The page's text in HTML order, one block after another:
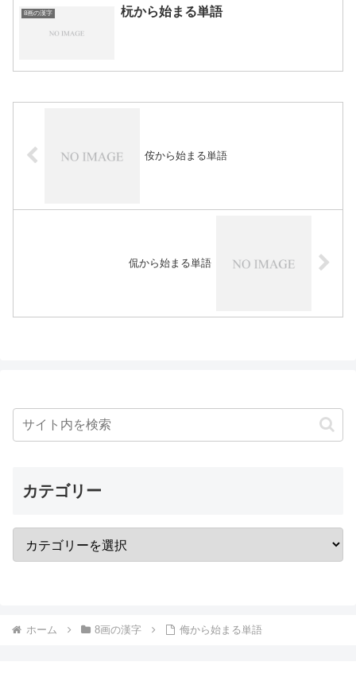
8画の漢字 杬から始まる単語
侒から始まる単語
侃から始まる単語
カテゴリー
ホーム 8画の漢字 侮から始まる単語